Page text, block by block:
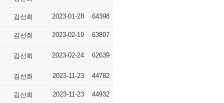
김선희 2023-01-28 64398
김선희 2023-02-19 63807
김선희 2023-02-24 62639
김선희 2023-11-23 44782
김선희 2023-11-23 44932